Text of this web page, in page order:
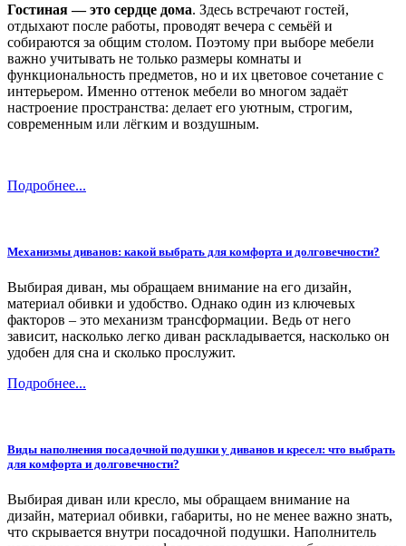
Гостиная — это сердце дома. Здесь встречают гостей,
отдыхают после работы, проводят вечера с семьёй и
собираются за общим столом. Поэтому при выборе мебели
важно учитывать не только размеры комнаты и
функциональность предметов, но и их цветовое сочетание с
интерьером. Именно оттенок мебели во многом задаёт
настроение пространства: делает его уютным, строгим,
современным или лёгким и воздушным.
Подробнее...
Механизмы диванов: какой выбрать для комфорта и долговечности?
Выбирая диван, мы обращаем внимание на его дизайн,
материал обивки и удобство. Однако один из ключевых
факторов – это механизм трансформации. Ведь от него
зависит, насколько легко диван раскладывается, насколько он
удобен для сна и сколько прослужит.
Подробнее...
Виды наполнения посадочной подушки у диванов и кресел: что выбрать
для комфорта и долговечности?
Выбирая диван или кресло, мы обращаем внимание на
дизайн, материал обивки, габариты, но не менее важно знать,
что скрывается внутри посадочной подушки. Наполнитель